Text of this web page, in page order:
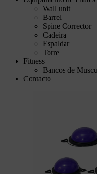
Wall unit
Barrel
Spine Corrector
Cadeira
Espaldar
Torre
Fitness
Bancos de
Contacto